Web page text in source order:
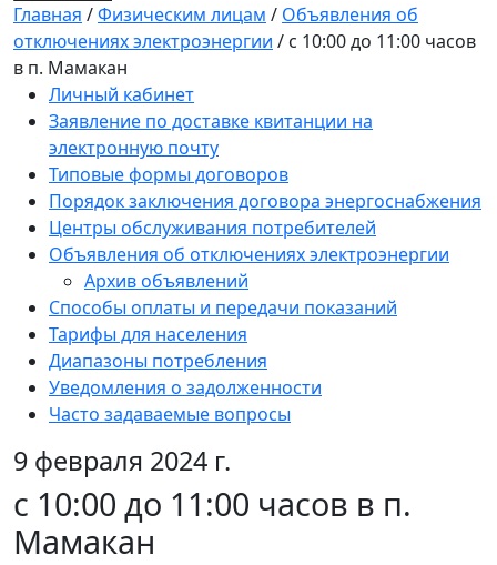
Главная /Физическим лицам / Объявления об
отключениях электроэнергии / с 10:00 до 11:00 часов
в п. Мамакан
Личный кабинет
Заявление по доставке квитанции на
электронную почту
Типовые формы договоров
Порядок заключения договора энергоснабжения
Центры обслуживания потребителей
Объявления об отключениях электроэнергии
Архив объявлений
Способы оплаты и передачи показаний
Тарифы для населения
Диапазоны потребления
Уведомления о задолженности
Часто задаваемые вопросы
9 февраля 2024 г.
с 10:00 до 11:00 часов в п.
Мамакан